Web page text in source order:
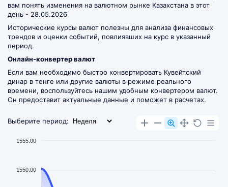
вам понять изменения на валютном рынке Казахстана в этот
день - 28.05.2026
Исторические курсы валют полезны для анализа финансовых
трендов и оценки событий, повлиявших на курс в указанный
период.
Онлайн-конвертер валют
Если вам необходимо быстро конвертировать Кувейтский
динар в тенге или другие валюты в режиме реального
времени, воспользуйтесь нашим удобным конвертером валют.
Он предоставит актуальные данные и поможет в расчетах.
Выберите период:
1555.00
1550.00